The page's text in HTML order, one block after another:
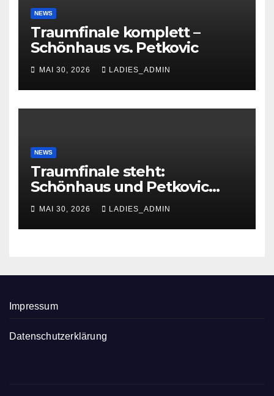
NEWS
Traumfinale komplett –
Schönhaus vs. Petkovic
MAI 30, 2026 LADIES_ADMIN
NEWS
Traumfinale steht:
Schönhaus und Petkovic
glänzen in Troisdorf
MAI 30, 2026 LADIES_ADMIN
Impressum
Datenschutzerklärung